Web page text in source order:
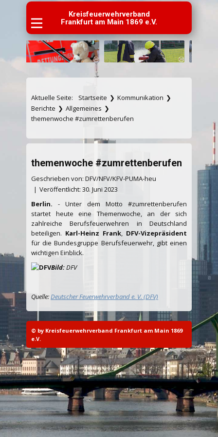
Kreisfeuerwehrverband
Frankfurt am Main 1869 e.V.
Aktuelle Seite: Startseite ❯ Kommunikation ❯
Berichte ❯ Allgemeines ❯
themenwoche #zumrettenberufen
themenwoche #zumrettenberufen
Geschrieben von: DFV/NFV/KFV-PUMA-heu
Veröffentlicht: 30. Juni 2023
Berlin. - Unter dem Motto #zumrettenberufen
startet heute eine Themenwoche, an der sich
zahlreiche Berufsfeuerwehren in Deutschland
beteiligen. Karl-Heinz Frank, DFV-Vizepräsident
für die Bundesgruppe Berufsfeuerwehr, gibt einen
wichtigen Einblick.
Bild:DFV
Quelle:Deutscher Feuerwehrverband e. V. (DFV)
© by Kreisfeuerwehrverband Frankfurt am Main 1869
e.V.